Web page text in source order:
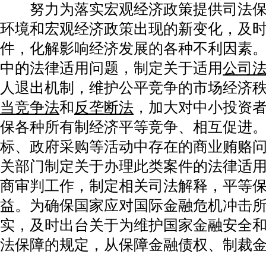
努力为落实宏观经济政策提供司法保
环境和宏观经济政策出现的新变化，及
件，化解影响经济发展的各种不利因素
中的法律适用问题，制定关于适用公司
人退出机制，维护公平竞争的市场经济
当竞争法和反垄断法 ，加大对中小投资
保各种所有制经济平等竞争、相互促进
标、政府采购等活动中存在的商业贿赂
关部门制定关于办理此类案件的法律适
商审判工作，制定相关司法解释，平等
益。为确保国家应对国际金融危机冲击
实，及时出台关于为维护国家金融安全
法保障的规定，从保障金融债权、制裁